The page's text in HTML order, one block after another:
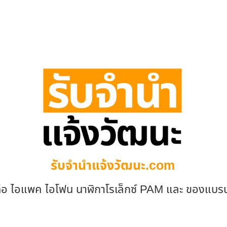
รับจํานําแจ้งวัฒนะ.com
ไอแพค ไอโฟน นาฬิกาโรเล็กซ์ PAM และ ของแบ